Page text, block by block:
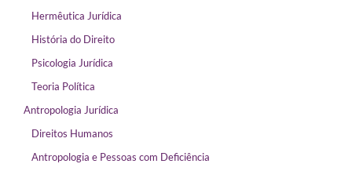
Hermêutica Jurídica
História do Direito
Psicologia Jurídica
Teoria Política
Antropologia Jurídica
Direitos Humanos
Antropologia e Pessoas com Deficiência